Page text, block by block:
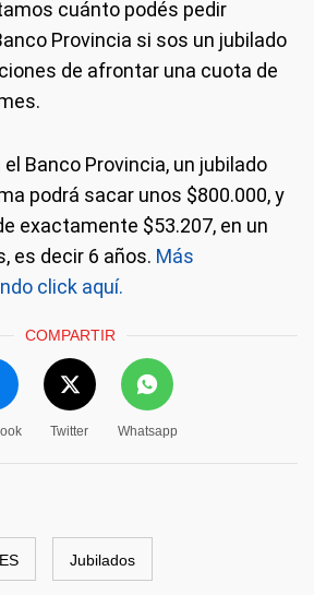
cuánto podés pedir
Provincia si sos un jubilado
de afrontar una cuota de
Banco Provincia, un jubilado
podrá sacar unos $800.000, y
exactamente $53.207, en un
es decir 6 años. Más
click aquí.
COMPARTIR
Twitter Whatsapp
Jubilados